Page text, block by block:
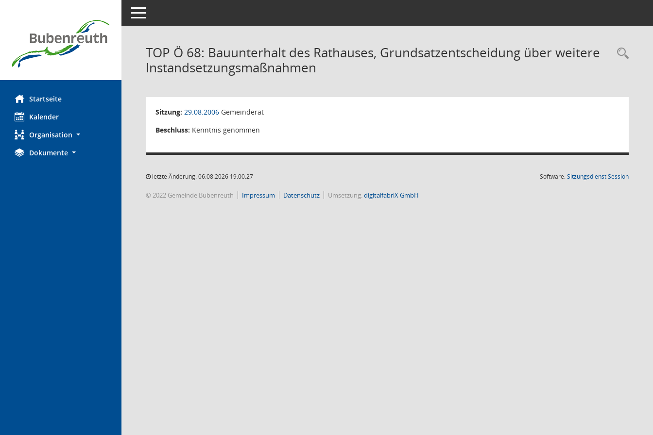
Startseite
Kalender
Organisation
Dokumente
Toggle navigation
TOP Ö 68: Bauunterhalt des Rathauses, Grundsatzentscheidung über weitere
Instandsetzungsmaßnahmen
Sitzung: 29.08.2006 Gemeinderat
Beschluss: Kenntnis genommen
letzte Änderung: 06.08.2026 19:00:27 Software:SitzungsdienstSession(Wird in
© 2022 Gemeinde Bubenreuth Impressum Datenschutz Umsetzung:digitalfabriX GmbH